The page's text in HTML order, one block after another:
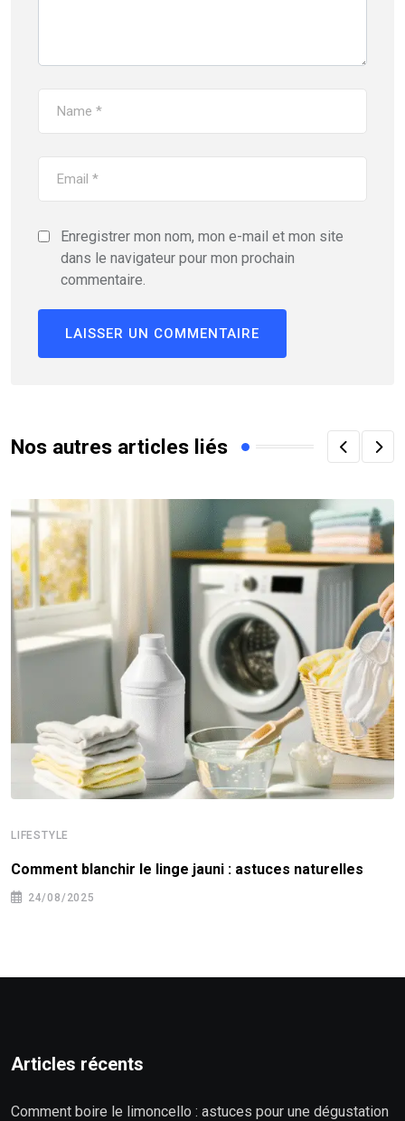
Enregistrer mon nom, mon e-mail et mon site
dans le navigateur pour mon prochain
commentaire.
Nos autres articles liés
LIFESTYLE
Comment blanchir le linge jauni : astuces naturelles
24/08/2025
Articles récents
Comment boire le limoncello : astuces pour une dégustation